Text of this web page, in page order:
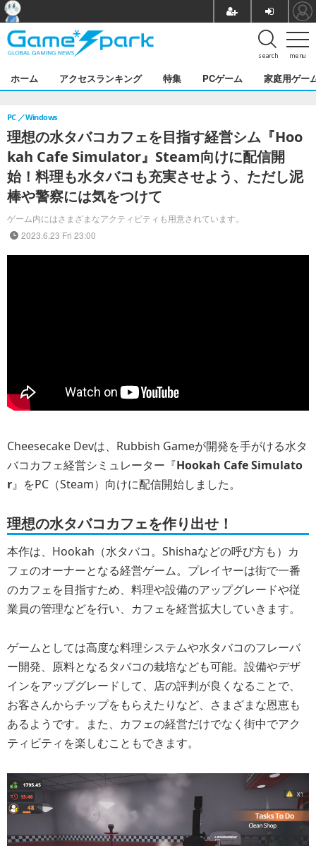
menu
search
ホーム アクセスランキング 特集 PCゲーム 家庭用ゲー
理想の水タバコカフェを目指す経営シム『Hoo
kah Cafe Simulator』Steam向けに配信開
始！料理も水タバコも充実させよう、ただし泥
棒や警察には気をつけて
ゲーム内にはさまざまなアクティビティも用意されています。
PC Windows
2023.6.23 Fri 23:00
Cheesecake Devは、Rubbish Gameが開発を手がける水タ
バコカフェ経営シミュレーター『Hookah Cafe Simulato
r』をPC（Steam）向けに配信開始しました。
理想の水タバコカフェを作り出せ！
本作は、Hookah（水タバコ。Shishaなどの呼び方も）カ
フェのオーナーとなる経営ゲーム。プレイヤーは街で一番
のカフェを目指すため、料理や設備のアップグレードや従
業員の管理などを行い、カフェを経営拡大していきます。
ゲームとしては高度な料理システムや水タバコのフレーバ
ー開発、原料となるタバコの栽培なども可能。設備やデザ
インをアップグレードして、店の評判が良くなることで、
お客さんからチップをもらえたりなど、さまざまな恩恵も
あるようです。また、カフェの経営だけでなく街中でアク
ティビティを楽しむこともできます。